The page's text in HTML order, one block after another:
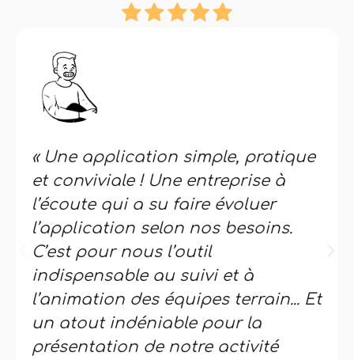
« Une application simple, pratique
et conviviale ! Une entreprise à
l’écoute qui a su faire évoluer
l’application selon nos besoins.
C’est pour nous l’outil
indispensable au suivi et à
l’animation des équipes terrain... Et
un atout indéniable pour la
présentation de notre activité